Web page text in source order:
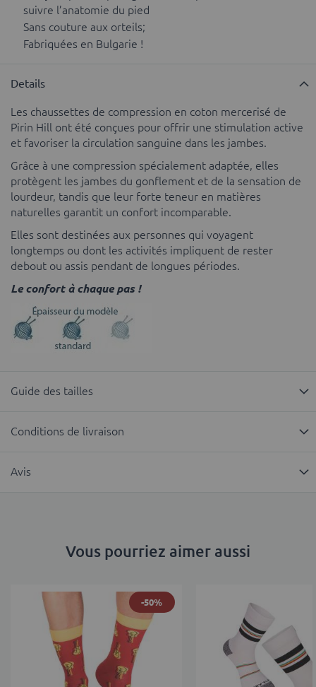
suivre l’anatomie du pied
Sans couture aux orteils;
Fabriquées en Bulgarie !
Details
Les chaussettes de compression en coton mercerisé de
Pirin Hill ont été conçues pour offrir une stimulation active
et favoriser la circulation sanguine dans les jambes.
Grâce à une compression spécialement adaptée, elles
protègent les jambes du gonflement et de la sensation de
lourdeur, tandis que leur forte teneur en matières
naturelles garantit un confort incomparable.
Elles sont destinées aux personnes qui voyagent
longtemps ou dont les activités impliquent de rester
debout ou assis pendant de longues périodes.
Le confort à chaque pas !
Guide des tailles
Conditions de livraison
Avis
Vous pourriez aimer aussi
-50%